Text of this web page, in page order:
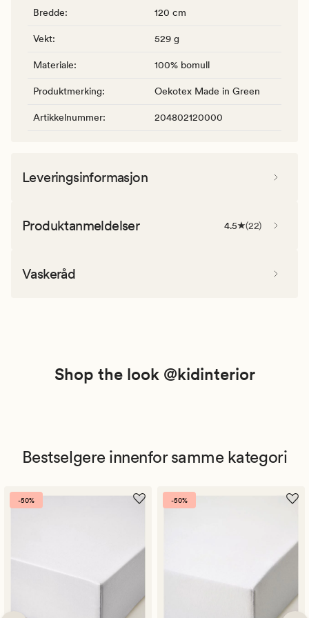
Bredde: 120 cm
Vekt: 529 g
Materiale: 100% bomull
Produktmerking: Oekotex Made in Green
Artikkelnummer: 204802120000
Leveringsinformasjon
Produktanmeldelser 4.5 (22)
Vaskeråd
Shop the look @kidinterior
Bestselgere innenfor samme kategori
-50% -50%